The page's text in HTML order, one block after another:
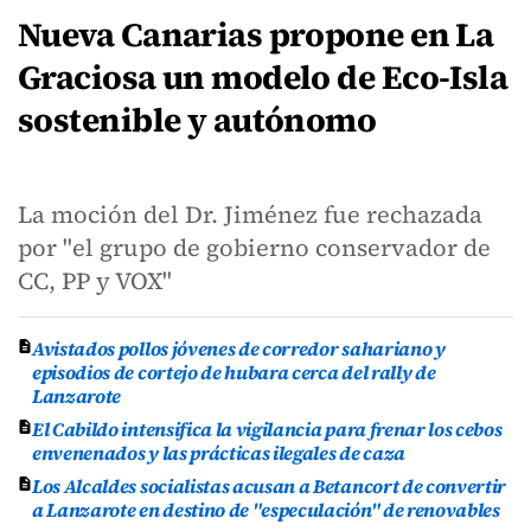
Nueva Canarias propone en La
Graciosa un modelo de Eco-Isla
sostenible y autónomo
La moción del Dr. Jiménez fue rechazada
por "el grupo de gobierno conservador de
CC, PP y VOX"
Avistados pollos jóvenes de corredor sahariano y
episodios de cortejo de hubara cerca del rally de
Lanzarote
El Cabildo intensifica la vigilancia para frenar los cebos
envenenados y las prácticas ilegales de caza
Los Alcaldes socialistas acusan a Betancort de convertir
a Lanzarote en destino de "especulación" de renovables